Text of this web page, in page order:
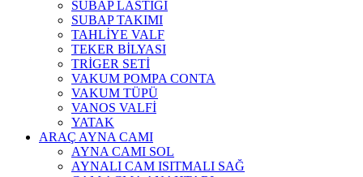
SUBAP LASTİĞİ
SUBAP TAKIMI
TAHLİYE VALF
TEKER BİLYASI
TRİGER SETİ
VAKUM POMPA CONTA
VAKUM TÜPÜ
VANOS VALFİ
YATAK
ARAÇ AYNA CAMI
AYNA CAMI SOL
AYNALI CAM ISITMALI SAĞ